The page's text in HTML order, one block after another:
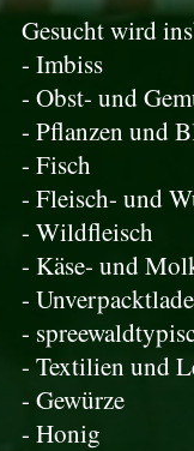
Gesucht wird
- Imbiss
- Obst- und
- Pflanzen und
- Fisch
- Fleisch- und
- Wildfleisch
- Käse- und
-
-
- Textilien und
- Gewürze
- Honig